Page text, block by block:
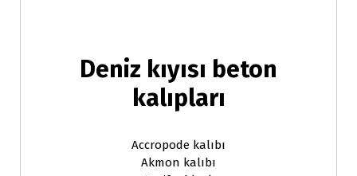
Deniz kıyısı beton
kalıpları
Accropode kalıbı
Akmon kalıbı